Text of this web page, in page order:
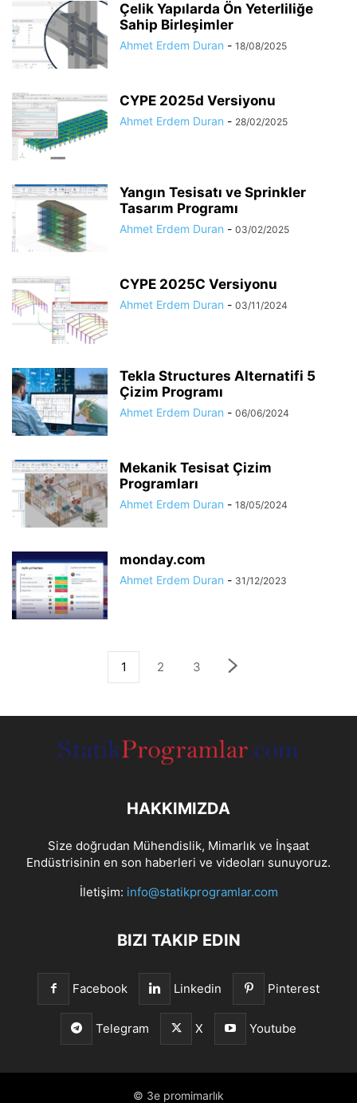
Çelik Yapılarda Ön Yeterliliğe
Sahip Birleşimler
Ahmet Erdem Duran - 18/08/2025
CYPE 2025d Versiyonu
Ahmet Erdem Duran - 28/02/2025
Yangın Tesisatı ve Sprinkler
Tasarım Programı
Ahmet Erdem Duran - 03/02/2025
CYPE 2025C Versiyonu
Ahmet Erdem Duran - 03/11/2024
Tekla Structures Alternatifi 5
Çizim Programı
Ahmet Erdem Duran - 06/06/2024
Mekanik Tesisat Çizim
Programları
Ahmet Erdem Duran - 18/05/2024
monday.com
Ahmet Erdem Duran - 31/12/2023
1 2 3
HAKKIMIZDA
Size doğrudan Mühendislik, Mimarlık ve İnşaat
Endüstrisinin en son haberleri ve videoları sunuyoruz.
İletişim: info@statikprogramlar.com
BIZI TAKIP EDIN
Facebook Linkedin Pinterest
Telegram X Youtube
© 3e promimarlık